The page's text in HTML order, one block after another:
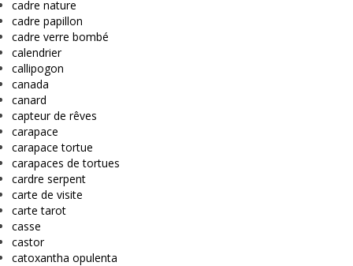
cadre nature
cadre papillon
cadre verre bombé
calendrier
callipogon
canada
canard
capteur de rêves
carapace
carapace tortue
carapaces de tortues
cardre serpent
carte de visite
carte tarot
casse
castor
catoxantha opulenta